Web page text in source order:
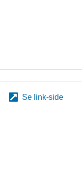
Se link-side